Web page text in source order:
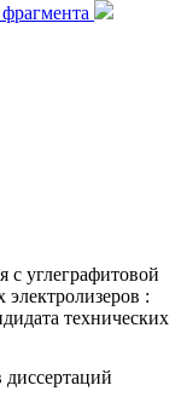
с углеграфитовой
:
технических
диссертаций